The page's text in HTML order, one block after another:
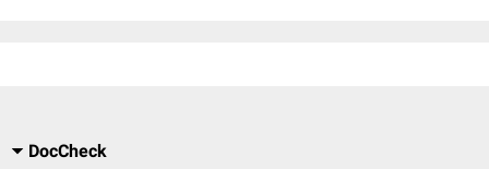
DocCheck